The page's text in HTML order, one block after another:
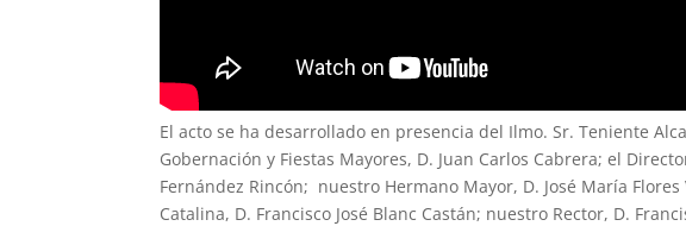
El acto se ha desarrollado en presencia del Ilmo. Sr. Teniente
Gobernación y Fiestas Mayores, D. Juan Carlos Cabrera; el
Fernández Rincón; nuestro Hermano Mayor, D. José María
Catalina, D. Francisco José Blanc Castán; nuestro Rector, D.